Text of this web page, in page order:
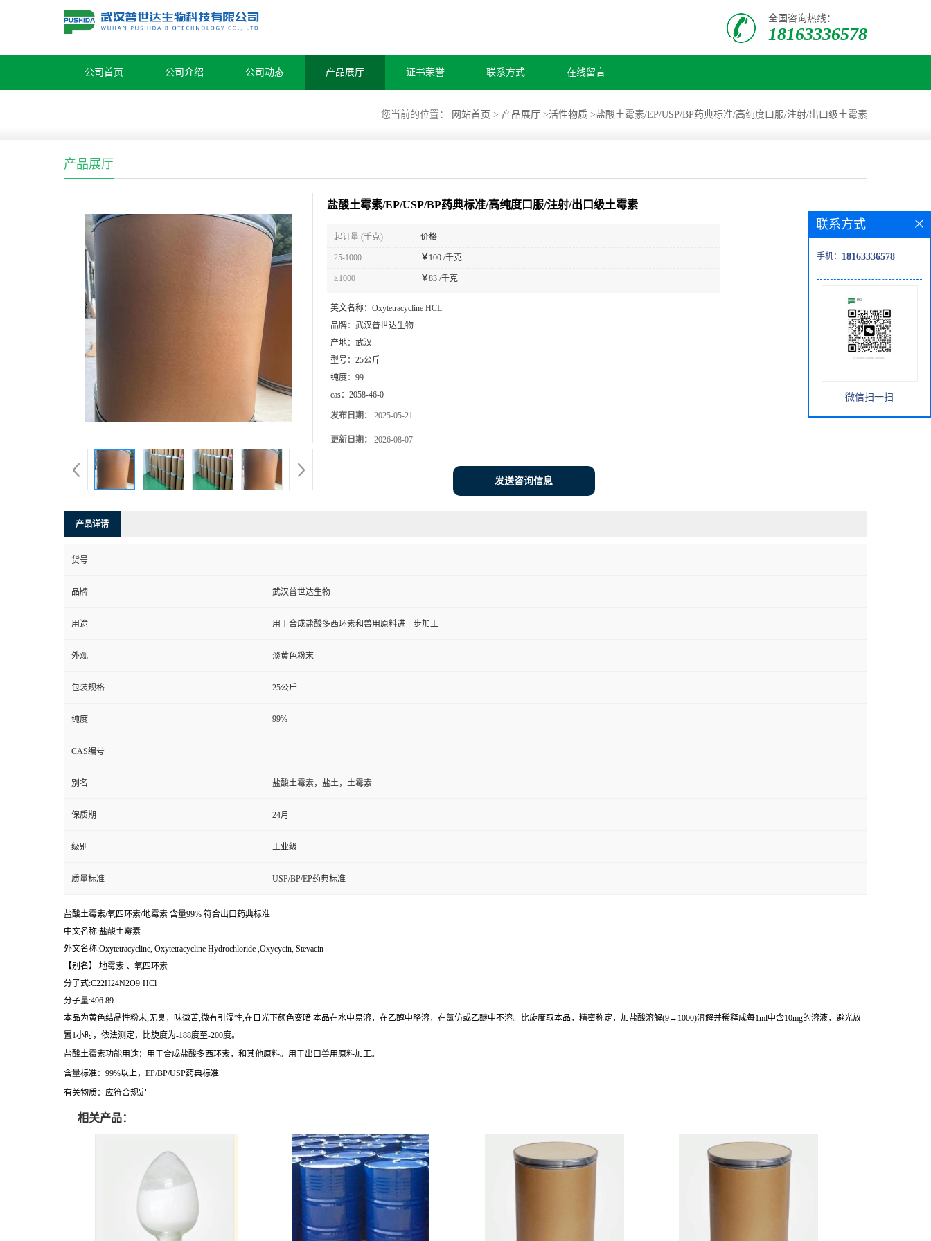
全国咨询热线：
18163336578
公司首页 公司介绍 公司动态 产品展厅 证书荣誉 联系方式 在线留言
您当前的位置： 网站首页 > 产品展厅 >活性物质 >盐酸土霉素/EP/USP/BP药典标准/高纯度口服/注射/出口级土霉素
产品展厅
盐酸土霉素/EP/USP/BP药典标准/高纯度口服/注射/出口级土霉素
起订量 (千克) 价格
25-1000 ￥ 100 /千克
≥1000 ￥83 /千克
英文名称： Oxytetracycline HCL
品牌： 武汉普世达生物
产地： 武汉
型号： 25公斤
纯度： 99
cas： 2058-46-0
发布日期： 2025-05-21
更新日期： 2026-08-07
发送咨询信息
产品详请
货号
品牌 武汉普世达生物
用途 用于合成盐酸多西环素和兽用原料进一步加工
外观 淡黄色粉末
包装规格 25公斤
纯度 99%
CAS编号
别名 盐酸土霉素，盐土，土霉素
保质期 24月
级别 工业级
质量标准 USP/BP/EP药典标准
盐酸土霉素/氧四环素/地霉素 含量99% 符合出口药典标准
中文名称:盐酸土霉素
外文名称:Oxytetracycline, Oxytetracycline Hydrochloride ,Oxycycin, Stevacin
【别名】:地霉素 、氧四环素
分子式:C22H24N2O9·HCl
分子量:496.89
本品为黄色结晶性粉末;无臭，味微苦;微有引湿性;在日光下颜色变暗 本品在水中易溶，在乙醇中略溶，在氯仿或乙醚中不溶。比旋度取本品，精密称定，加盐酸溶解(9→1000)溶解并稀释成每1ml中含10mg的溶液，避光放
置1小时，依法测定，比旋度为-188度至-200度。
盐酸土霉素功能用途：用于合成盐酸多西环素，和其他原料。用于出口兽用原料加工。
含量标准：99%以上，EP/BP/USP药典标准
有关物质：应符合规定
相关产品：
联系方式
手机： 18163336578
微信扫一扫